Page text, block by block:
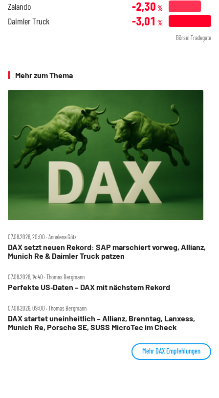
Zalando -2,30 %
Daimler Truck -3,01 %
Börse: Tradegate
Mehr zum Thema
07.08.2026, 20:00 ‧ Annalena Götz
DAX setzt neuen Rekord: SAP marschiert vorweg, Allianz,
Munich Re & Daimler Truck patzen
07.08.2026, 14:40 ‧ Thomas Bergmann
Perfekte US‑Daten – DAX mit nächstem Rekord
07.08.2026, 09:00 ‧ Thomas Bergmann
DAX startet uneinheitlich – Allianz, Brenntag, Lanxess,
Munich Re, Porsche SE, SUSS MicroTec im Check
Mehr DAX Empfehlungen